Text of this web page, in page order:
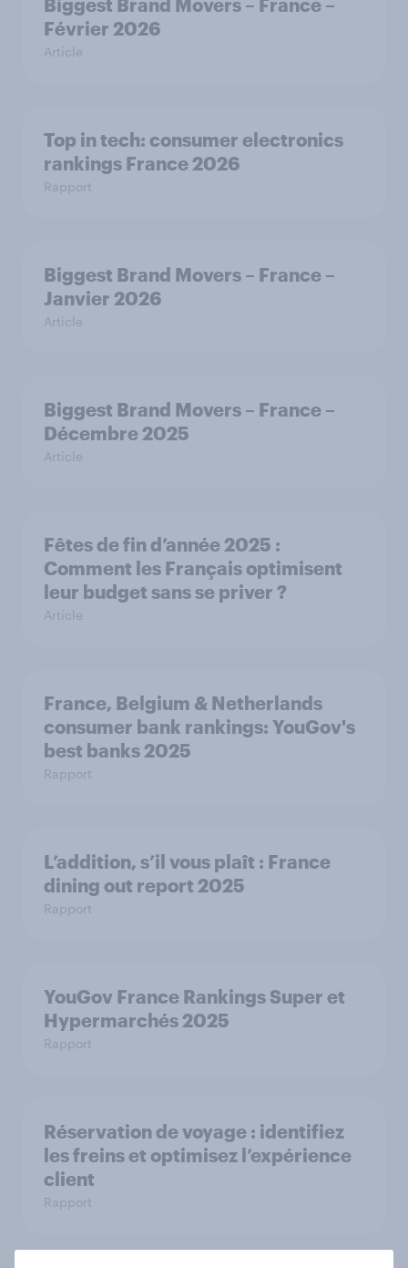
Biggest Brand Movers – France –
Février 2026
Article
Top in tech: consumer electronics
rankings France 2026
Rapport
Biggest Brand Movers – France –
Janvier 2026
Article
Biggest Brand Movers – France –
Décembre 2025
Article
Fêtes de fin d’année 2025 :
Comment les Français optimisent
leur budget sans se priver ?
Article
France, Belgium & Netherlands
consumer bank rankings: YouGov's
best banks 2025
Rapport
L’addition, s’il vous plaît : France
dining out report 2025​
Rapport
YouGov France Rankings Super et
Hypermarchés 2025
Rapport
Réservation de voyage : identifiez
les freins et optimisez l’expérience
client
Rapport